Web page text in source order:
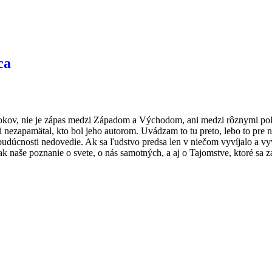
nie je zápas medzi Západom a Východom, ani medzi rôznymi
kto bol jeho autorom. Uvádzam to tu preto, lebo to pre
nedovedie. Ak sa ľudstvo predsa len v niečom vyvíjalo a
poznanie o svete, o nás samotných, a aj o Tajomstve, ktoré sa